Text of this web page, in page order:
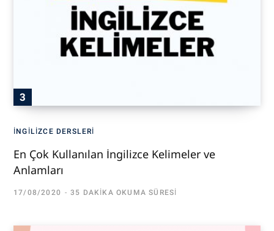
İNGILIZCE DERSLERI
En Çok Kullanılan İngilizce Kelimeler ve
Anlamları
17/08/2020 35 DAKIKA OKUMA SÜRESI